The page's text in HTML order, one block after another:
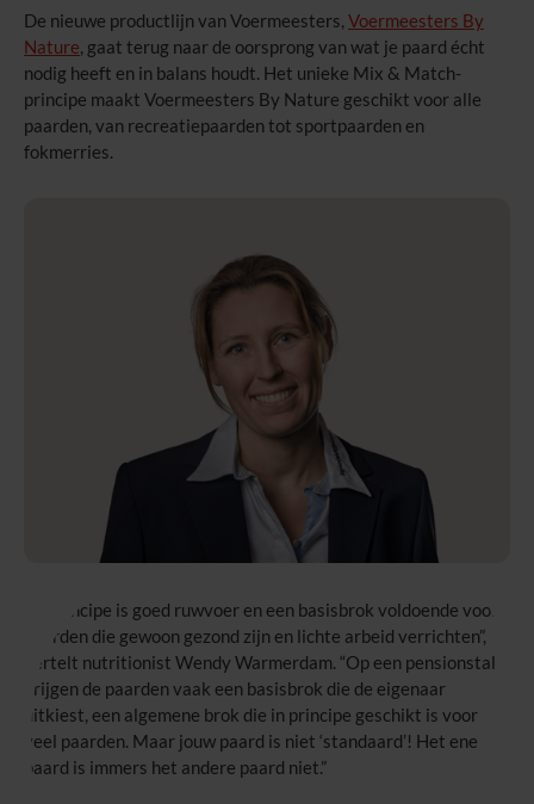
De nieuwe productlijn van Voermeesters, Voermeesters By
Nature, gaat terug naar de oorsprong van wat je paard écht
nodig heeft en in balans houdt. Het unieke Mix & Match-
principe maakt Voermeesters By Nature geschikt voor alle
paarden, van recreatiepaarden tot sportpaarden en
fokmerries.
“In principe is goed ruwvoer en een basisbrok voldoende voor
paarden die gewoon gezond zijn en lichte arbeid verrichten”,
vertelt nutritionist Wendy Warmerdam. “Op een pensionstal
krijgen de paarden vaak een basisbrok die de eigenaar
uitkiest, een algemene brok die in principe geschikt is voor
veel paarden. Maar jouw paard is niet ‘standaard’! Het ene
paard is immers het andere paard niet.”